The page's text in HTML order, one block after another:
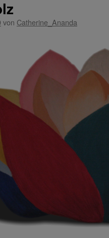
von Catherine_Ananda